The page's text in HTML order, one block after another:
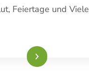
Feiertage und
Weiterlesen